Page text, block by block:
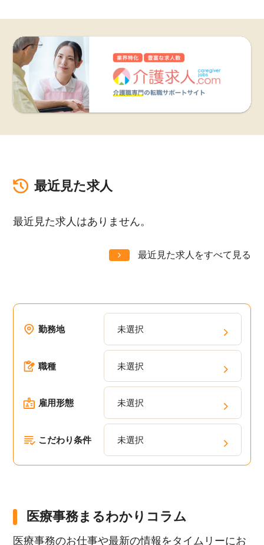
最近見た求人
最近見た求人はありません。
最近見た求人をすべて見る
勤務地 未選択
職種 未選択
雇用形態 未選択
こだわり条件 未選択
医療事務まるわかりコラム
医療事務のお仕事や最新の情報をタイムリーにお